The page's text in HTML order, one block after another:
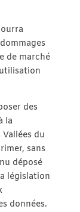
de marché
des
la
du
sans
déposé
législation
données.